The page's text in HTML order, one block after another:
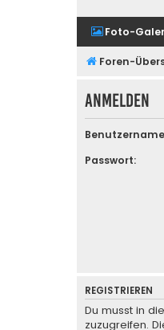
Foto-
Foren-
Anmelden
Passwort:
REGISTRIEREN
Du musst in
zuzugreifen.